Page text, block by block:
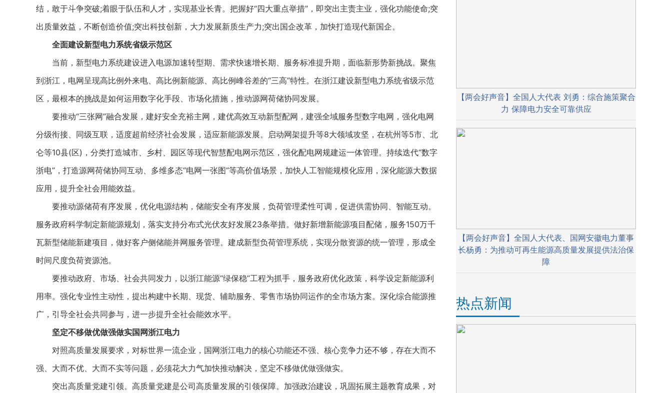
结，敢于斗争突破;着眼于队伍和人才，实现基业长青。把握好“四大重点举措”，即突出主责主业，强化功能使命;突
出质量效益，不断创造价值;突出科技创新，大力发展新质生产力;突出国企改革，加快打造现代新国企。
全面建设新型电力系统省级示范区
当前，新型电力系统建设进入电源加速转型期、需求快速增长期、服务标准提升期，面临新形势新挑战。聚焦
到浙江，电网呈现高比例外来电、高比例新能源、高比例峰谷差的“三高”特性。在浙江建设新型电力系统省级示范
区，最根本的挑战是如何运用数字化手段、市场化措施，推动源网荷储协同发展。
要推动“三张网”融合发展，建好安全充裕主网，建优高效互动新型配网，建强全域服务型数字电网，强化电网
分级衔接、同级互联，适度超前经济社会发展，适应新能源发展。启动网架提升等8大领域攻坚，在杭州等5市、北
仑等10县(区)，分类打造城市、乡村、园区等现代智慧配电网示范区，强化配电网规建运一体管理。持续迭代“数字
浙电”，打造源网荷储协同互动、多维多态“电网一张图”等高价值场景，加快人工智能规模化应用，深化能源大数据
应用，提升全社会用能效益。
要推动源储荷有序发展，优化电源结构，储能安全有序发展，负荷管理柔性可调，促进供需协同、智能互动。
服务政府科学制定新能源规划，落实支持分布式光伏友好发展23条举措。做好新增新能源项目配储，服务150万千
瓦新型储能新建项目，做好客户侧储能并网服务管理。建成新型负荷管理系统，实现分散资源的统一管理，形成全
时间尺度负荷资源池。
要推动政府、市场、社会共同发力，以浙江能源“绿保稳”工程为抓手，服务政府优化政策，科学设定新能源利
用率。强化专业性主动性，提出构建中长期、现货、辅助服务、零售市场协同运作的全市场方案。深化综合能源推
广，引导全社会共同参与，进一步提升全社会能效水平。
坚定不移做优做强做实国网浙江电力
对照高质量发展要求，对标世界一流企业，国网浙江电力的核心功能还不强、核心竞争力还不够，存在大而不
强、大而不优、大而不实等问题，必须花大力气加快推动解决，坚定不移做优做强做实。
突出高质量党建引领。高质量党建是公司高质量发展的引领保障。加强政治建设，巩固拓展主题教育成果，对
【两会好声音】全国人大代表 刘勇：综合施策聚合
力 保障电力安全可靠供应
【两会好声音】全国人大代表、国网安徽电力董事
长杨勇：为推动可再生能源高质量发展提供法治保
障
热点新闻